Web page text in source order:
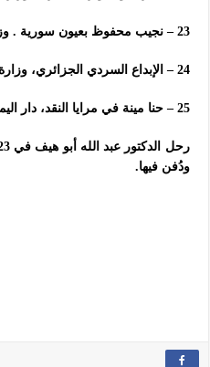
23 – نجيب محفوظ بعيون سورية . وزارة الثقافة، دمشق، 2007.
24 – الإبداع السردي الجزائري، وزارة الثقافة، الجزائر، 2008.
25 – حنا مينة في مرايا النقد، دار اليمامة، كتاب الرياض، الرياض، 2010.
ودُفن فيها.